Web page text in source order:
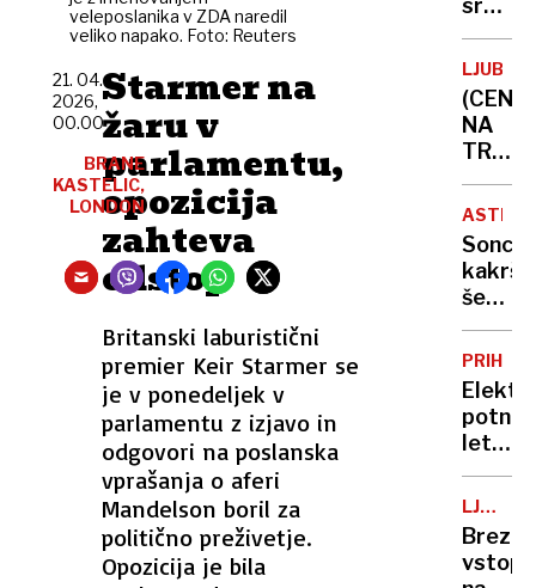
veleposlanika v ZDA naredil
veliko napako. Foto: Reuters
Starmer na
žaru v
parlamentu,
opozicija
zahteva
odstop
Britanski laburistični
premier Keir Starmer se
je v ponedeljek v
parlamentu z izjavo in
odgovori na poslanska
vprašanja o aferi
Mandelson boril za
politično preživetje.
Opozicija je bila
21. 04.
2026,
00.00
BRANE
KASTELIC,
LONDON
in
Sheina
sredi
noči
požgali
vas
na
bregu,
več
(CENE
NA
uničuje
pa
še
nikoli
niso
bile
tako
sladke
Sonce,
še
nismo
videli:
novi
razkrili
doslej
letala
niso
več
le